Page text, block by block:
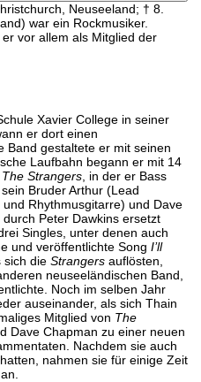
Neuseeland; † 8.
war ein Rockmusiker.
vor allem als Mitglied der
Xavier College in seiner
er dort einen
Band gestaltete er mit seinen
Laufbahn begann er mit 14
The Strangers , in der er Bass
Bruder Arthur (Lead
Rhythmusgitarre) und Dave
Peter Dawkins ersetzt
Singles, unter denen auch
und veröffentlichte Song I’ll
sich die Strangers auflösten,
neuseeländischen Band,
Noch im selben Jahr
auseinander, als sich Thain
Mitglied von The
Dave Chapman zu einer neuen
Nachdem sie auch
nahmen sie für einige Zeit